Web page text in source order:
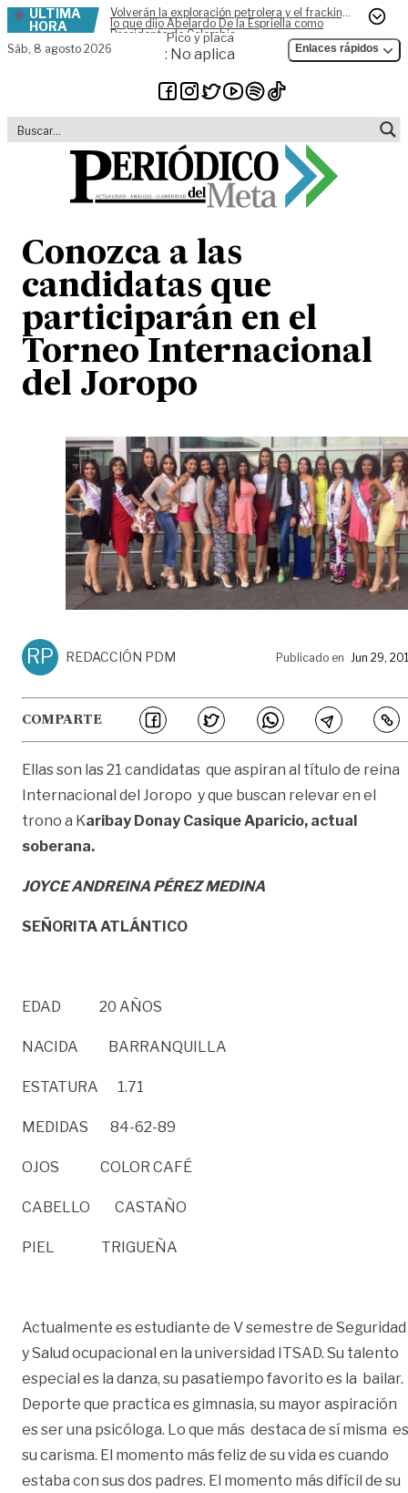
Skip to content
ÚLTIMA
HORA
Volverán la exploración petrolera y el fracking,
lo que dijo Abelardo De la Espriella como
Presidente de Colombia
Sáb, 8 agosto 2026
Pico y placa
: No aplica Enlaces rápidos
Conozca a las
candidatas que
participarán en el
Torneo Internacional
del Joropo
RP REDACCIÓN PDM Publicado en Jun 29,
COMPARTE
Ellas son las 21 candidatas que aspiran al título de reina
Internacional del Joropo y que buscan relevar en el
trono a Karibay Donay Casique Aparicio, actual
soberana.
JOYCE ANDREINA PÉREZ MEDINA
SEÑORITA ATLÁNTICO
EDAD 20 AÑOS
NACIDA BARRANQUILLA
ESTATURA 1.71
MEDIDAS 84-62-89
OJOS COLOR CAFÉ
CABELLO CASTAÑO
PIEL TRIGUEÑA
Actualmente es estudiante de V semestre de Seguridad
y Salud ocupacional en la universidad ITSAD. Su talento
especial es la danza, su pasatiempo favorito es la bailar.
Deporte que practica es gimnasia, su mayor aspiración
es ser una psicóloga. Lo que más destaca de sí misma es
su carisma. El momento más feliz de su vida es cuando
estaba con sus dos padres. El momento más difícil de su